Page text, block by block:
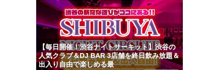
【毎日開催！渋谷ナイトサーキット】渋谷の
人気クラブ＆DJ BAR 3店舗を終日飲み放題＆
出入り自由で楽しめる最